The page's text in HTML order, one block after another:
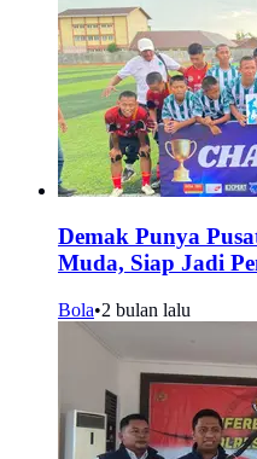
Demak Punya
Muda, Siap Jadi
Bola•2 bulan lalu